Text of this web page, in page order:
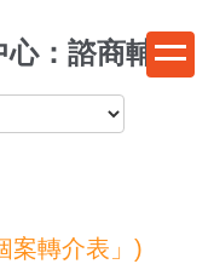
心：諮商輔導
案轉介表」)